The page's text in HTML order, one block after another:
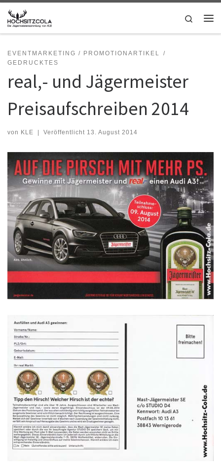
Zum Inhalt springen
Search
EVENTMARKETING / PROMOTIONARTIKEL
GEDRUCKTES
real,- und Jägermeister
Preisaufschreiben 2014
von KLE | Veröffentlicht 13. August 2014